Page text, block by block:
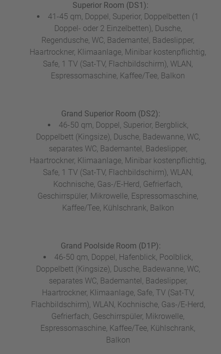
Superior Room (DS1):
41-45 qm, Doppel, Superior, Doppelbetten (1
Doppel- oder 2 Einzelbetten), Dusche,
Regendusche, WC, Bademantel, Badeslipper,
Haartrockner, Klimaanlage, Minibar kostenpflichtig,
Safe, 1 TV (Sat-TV, Flachbildschirm), WLAN,
Espressomaschine, Kaffee/Tee, Balkon
Grand Superior Room (DS2):
46-50 qm, Doppel, Superior, Bergblick,
Doppelbett (Kingsize), Dusche, Badewanne, WC,
separates WC, Bademantel, Badeslipper,
Haartrockner, Klimaanlage, Minibar kostenpflichtig,
Safe, 1 TV (Sat-TV, Flachbildschirm), WLAN,
Kochnische, Gas-/E-Herd, Gefrierfach,
Geschirrspüler, Mikrowelle, Espressomaschine,
Kaffee/Tee, Kühlschrank, Balkon
Grand Poolside Room (D1P):
46-50 qm, Doppel, Hafenblick, Poolblick,
Doppelbett (Kingsize), Dusche, Badewanne, WC,
separates WC, Bademantel, Badeslipper,
Haartrockner, Klimaanlage, Safe, TV (Sat-TV,
Flachbildschirm), WLAN, Kochnische, Gas-/E-Herd,
Gefrierfach, Geschirrspüler, Mikrowelle,
Espressomaschine, Kaffee/Tee, Kühlschrank,
Balkon